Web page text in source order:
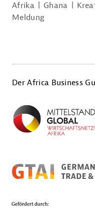
Afrika
Ghana
Meldung
Der Africa Business